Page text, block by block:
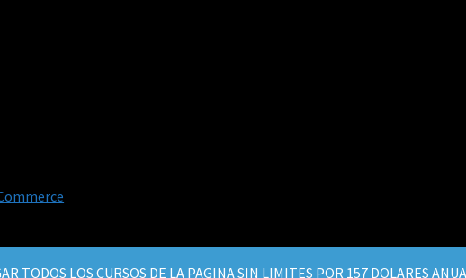
TODOS LOS CURSOS DE LA PAGINA SIN LIMITES POR 157 DOLARES